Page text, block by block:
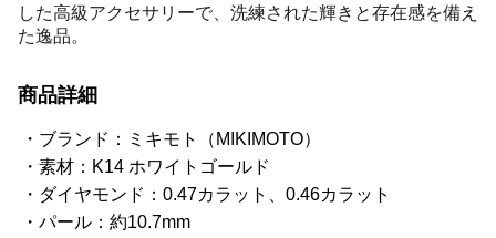
した高級アクセサリーで、洗練された輝きと存在感を備え
た逸品。
商品詳細
ブランド：ミキモト（MIKIMOTO）
素材：K14 ホワイトゴールド
ダイヤモンド：0.47カラット、0.46カラット
パール：約10.7mm